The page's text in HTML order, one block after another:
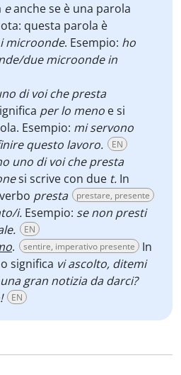
eanche se è una parola
questa parola è
i microonde. Esempio: ho
due microonde in
di voi che presta
per lo meno e si
Esempio: mi servono
questo lavoro.
EN
uno di voi che presta
si scrive con due t. In
presta prestare, presente
i. Esempio: se non presti
EN
. sentire, imperativo presente
In
significa vi ascolto, ditemi
gran notizia da darci?
EN